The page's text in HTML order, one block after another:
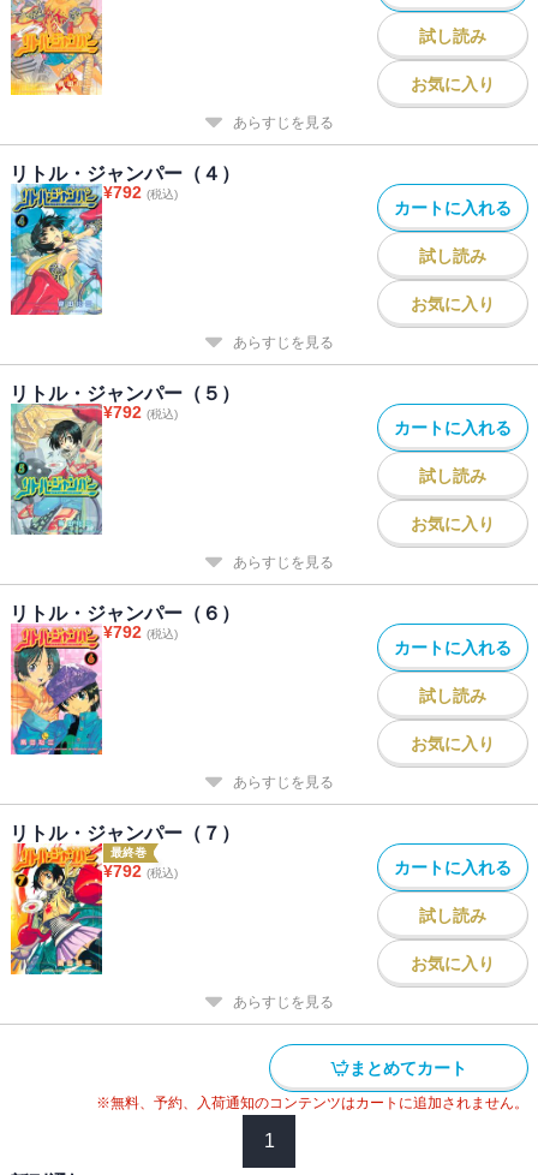
試し読み
お気に入り
あらすじを見る
リトル・ジャンパー（４）
¥792 (税込)
カートに入れる
試し読み
お気に入り
あらすじを見る
リトル・ジャンパー（５）
¥792 (税込)
カートに入れる
試し読み
お気に入り
あらすじを見る
リトル・ジャンパー（６）
¥792 (税込)
カートに入れる
試し読み
お気に入り
あらすじを見る
リトル・ジャンパー（７）
最終巻
¥792 (税込) カートに入れる
試し読み
お気に入り
あらすじを見る
まとめてカート
※無料、予約、入荷通知のコンテンツはカートに追加されません。
1